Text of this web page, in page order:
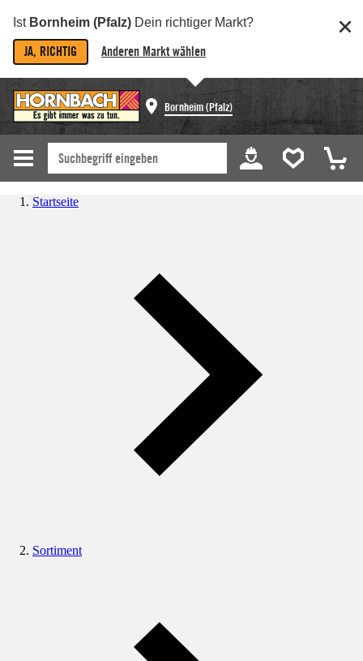
Ist Bornheim (Pfalz) Dein richtiger Markt?
JA, RICHTIG Anderen Markt wählen
Bornheim (Pfalz)
Startseite
Sortiment